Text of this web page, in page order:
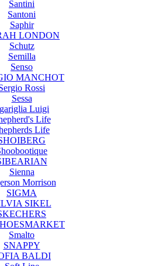
Santini
Santoni
Saphir
LONDON
Schutz
Semilla
Senso
MANCHOT
Rossi
Sessa
Luigi
Life
Life
Sienna
Morrison
SIGMA
SIKEL
Smalto
SNAPPY
BALDI